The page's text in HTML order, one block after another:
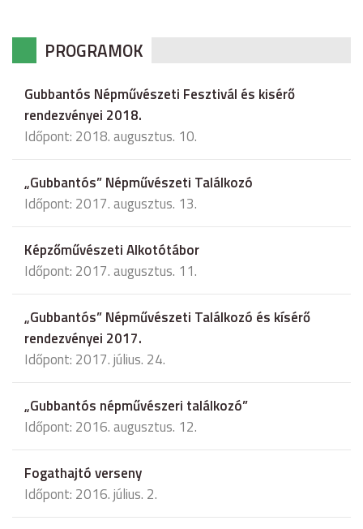
PROGRAMOK
Gubbantós Népművészeti Fesztivál és kisérő
rendezvényei 2018.
Időpont: 2018. augusztus. 10.
„Gubbantós” Népművészeti Találkozó
Időpont: 2017. augusztus. 13.
Képzőművészeti Alkotótábor
Időpont: 2017. augusztus. 11.
„Gubbantós” Népművészeti Találkozó és kísérő
rendezvényei 2017.
Időpont: 2017. július. 24.
„Gubbantós népművészeri találkozó”
Időpont: 2016. augusztus. 12.
Fogathajtó verseny
Időpont: 2016. július. 2.